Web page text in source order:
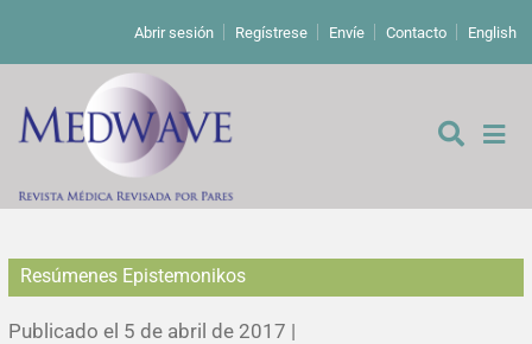
Abrir sesión Regístrese Envíe Contacto English
De los editores
Resúmenes Epistemonikos
Publicado el 5 de abril de 2017 |